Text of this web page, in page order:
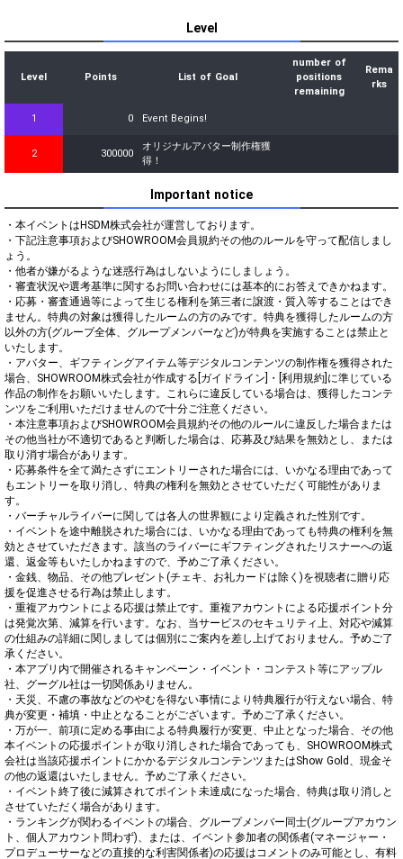
Level
Level Points List of Goal
number of
positions
remaining
Rema
rks
1 0 Event Begins!
2 300000
オリジナルアバター制作権獲
得！
Important notice
・本イベントはHSDM株式会社が運営しております。
・下記注意事項およびSHOWROOM会員規約その他のルールを守って配信しまし
ょう。
・他者が嫌がるような迷惑行為はしないようにしましょう。
・審査状況や選考基準に関するお問い合わせには基本的にお答えできかねます。
・応募・審査通過等によって生じる権利を第三者に譲渡・質入等することはでき
ません。特典の対象は獲得したルームの方のみです。特典を獲得したルームの方
以外の方(グループ全体、グループメンバーなど)が特典を実施することは禁止と
いたします。
・アバター、ギフティングアイテム等デジタルコンテンツの制作権を獲得された
場合、SHOWROOM株式会社が作成する[ガイドライン]・[利用規約]に準じている
作品の制作をお願いいたします。これらに違反している場合は、獲得したコンテ
ンツをご利用いただけませんので十分ご注意ください。
・本注意事項およびSHOWROOM会員規約その他のルールに違反した場合または
その他当社が不適切であると判断した場合は、応募及び結果を無効とし、または
取り消す場合があります。
・応募条件を全て満たさずにエントリーされた場合には、いかなる理由であって
もエントリーを取り消し、特典の権利を無効とさせていただく可能性がありま
す。
・バーチャルライバーに関しては各人の世界観により定義された性別です。
・イベントを途中離脱された場合には、いかなる理由であっても特典の権利を無
効とさせていただきます。該当のライバーにギフティングされたリスナーへの返
還、返金等もいたしかねますので、予めご了承ください。
・金銭、物品、その他プレゼント(チェキ、お礼カードは除く)を視聴者に贈り応
援を促進させる行為は禁止します。
・重複アカウントによる応援は禁止です。重複アカウントによる応援ポイント分
は発覚次第、減算を行います。なお、当サービスのセキュリティ上、対応や減算
の仕組みの詳細に関しましては個別にご案内を差し上げておりません。予めご了
承ください。
・本アプリ内で開催されるキャンペーン・イベント・コンテスト等にアップル
社、グーグル社は一切関係ありません。
・天災、不慮の事故などのやむを得ない事情により特典履行が行えない場合、特
典が変更・補填・中止となることがございます。予めご了承ください。
・万が一、前項に定める事由による特典履行が変更、中止となった場合、その他
本イベントの応援ポイントが取り消しされた場合であっても、SHOWROOM株式
会社は当該応援ポイントにかかるデジタルコンテンツまたはShow Gold、現金そ
の他の返還はいたしません。予めご了承ください。
・イベント終了後に減算されてポイント未達成になった場合、特典は取り消しと
させていただく場合があります。
・ランキングが関わるイベントの場合、グループメンバー同士(グループアカウン
ト、個人アカウント問わず)、または、イベント参加者の関係者(マネージャー・
プロデューサーなどの直接的な利害関係者)の応援はコメントのみ可能とし、有料